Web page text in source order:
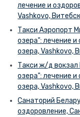
лечение и
Vashkovo,
Такси Аэропорт
озера": лечение
озера, Vashkovo,
Такси ж/д
озера": лечение
озера, Vashkovo,
Санаторий
оздоровление,